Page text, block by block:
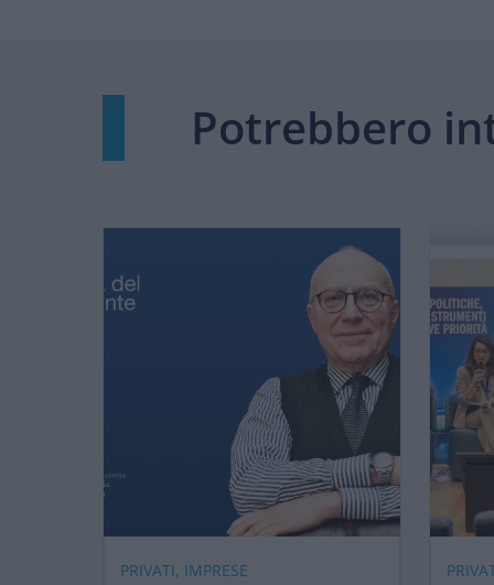
Potrebbero
PRIVATI, IMPRESE